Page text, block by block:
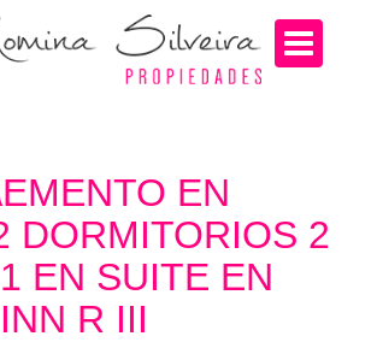
EN
DORMITORIOS 2
EN SUITE EN
R III